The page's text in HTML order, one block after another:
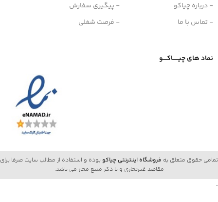
- درباره چیاکو
- تماس با ما
- پیگیری سفارش
- فرصت شغلی
نماد های چیــــــاکــــو
تمامی حقوق متعلق به فروشگاه اینترنتی چیاکو بوده و استفاده از مطالب سایت صرفا برای
مقاصد غیرتجاری و با ذکر منبع مجاز می باشد.
.